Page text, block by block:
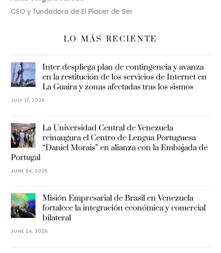
CEO y fundadora de El Placer de Ser
LO MÁS RECIENTE
Inter despliega plan de contingencia y avanza
en la restitución de los servicios de Internet en
La Guaira y zonas afectadas tras los sismos
JULY 17, 2026
La Universidad Central de Venezuela
reinaugura el Centro de Lengua Portuguesa
“Daniel Morais” en alianza con la Embajada de
Portugal
JUNE 24, 2026
Misión Empresarial de Brasil en Venezuela
fortalece la integración económica y comercial
bilateral
JUNE 24, 2026